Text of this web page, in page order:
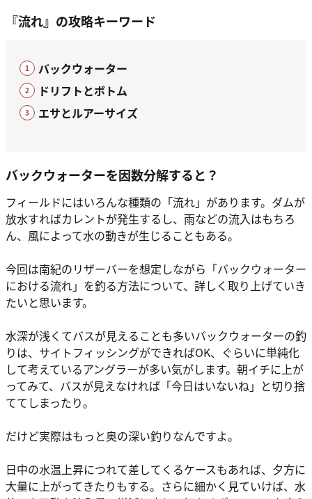
『流れ』の攻略キーワード
バックウォーター
ドリフトとボトム
エサとルアーサイズ
バックウォーターを因数分解すると？
フィールドにはいろんな種類の「流れ」があります。ダムが
放水すればカレントが発生するし、雨などの流入はもちろ
ん、風によって水の動きが生じることもある。
今回は南紀のリザーバーを想定しながら「バックウォーター
における流れ」を釣る方法について、詳しく取り上げていき
たいと思います。
水深が浅くてバスが見えることも多いバックウォーターの釣
りは、サイトフィッシングができればOK、ぐらいに単純化
して考えているアングラーが多い気がします。朝イチに上が
ってみて、バスが見えなければ「今日はいないね」と切り捨
ててしまったり。
だけど実際はもっと奥の深い釣りなんですよ。
日中の水温上昇につれて差してくるケースもあれば、夕方に
大量に上がってきたりもする。さらに細かく見ていけば、水